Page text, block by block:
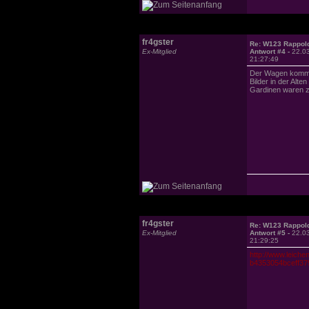
fr4gster
Ex-Mitglied
Re: W123
Antwort #4 -
21:27:49
Der Wagen
Bilder in der
Gardinen waren
fr4gster
Ex-Mitglied
Re: W123
Antwort #5 -
21:29:25
http://